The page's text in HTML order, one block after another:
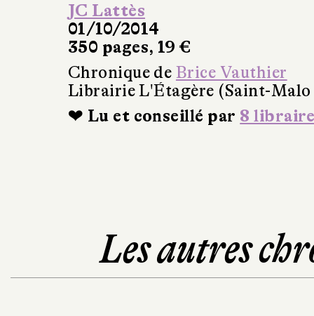
JC Lattès
01/10/2014
350 pages, 19 €
Chronique de Brice Vauthier
Librairie L'Étagère (Saint-Malo
❤ Lu et conseillé par 8
Les autres